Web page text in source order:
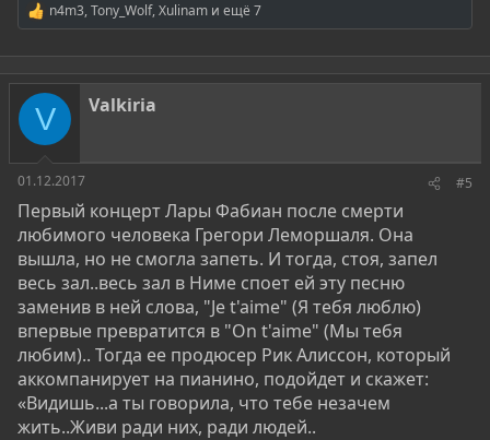
Р
е
а
к
ц
и
:
n4m3,Tony_Wolf,Xulinam и ещё 7
V Valkiria
01.12.2017 #5
Первый концерт Лары Фабиан после смерти
любимого человека Грегори Леморшаля. Она
вышла, но не смогла запеть. И тогда, стоя, запел
весь зал..весь зал в Ниме споет ей эту песню
заменив в ней слова, "Je t'aime" (Я тебя люблю)
впервые превратится в "On t'aime" (Мы тебя
любим).. Тогда ее продюсер Рик Алиссон, который
аккомпанирует на пианино, подойдет и скажет:
«Видишь...а ты говорила, что тебе незачем
жить..Живи ради них, ради людей..